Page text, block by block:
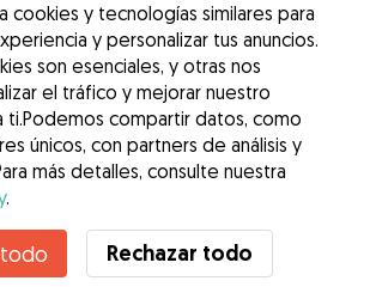
con alexandra
Beneficios de Gudog? Ver más
cookies y tecnologías similares para
y personalizar tus anuncios.
son esenciales, y otras nos
el tráfico y mejorar nuestro
ti.Podemos compartir datos, como
únicos, con partners de análisis y
más detalles, consulte nuestra
.
Rechazar todo